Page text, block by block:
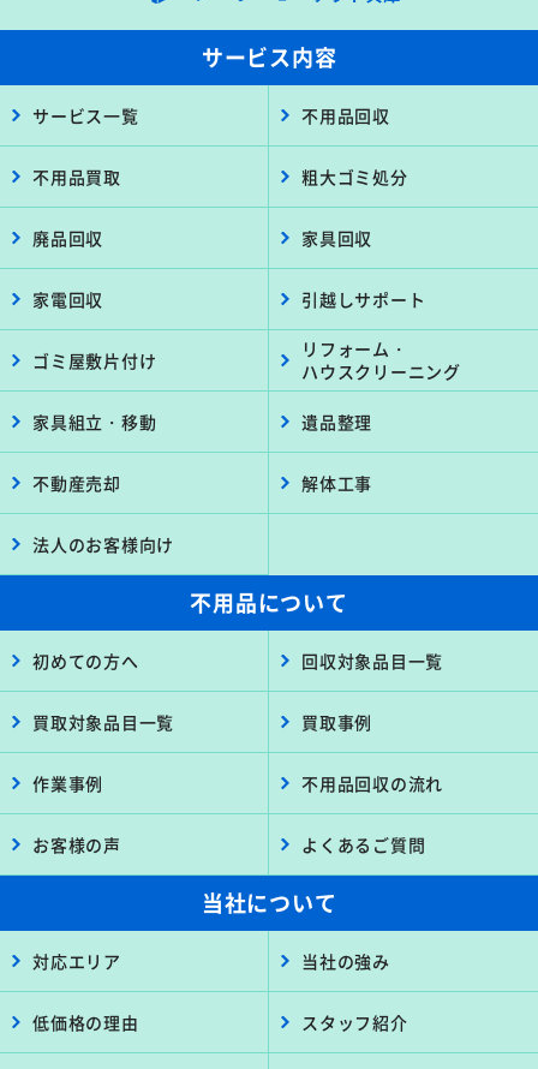
サービス内容
サービス一覧 不用品回収
不用品買取 粗大ゴミ処分
廃品回収 家具回収
家電回収 引越しサポート
ゴミ屋敷片付け
リフォーム・
ハウスクリーニング
家具組立・移動 遺品整理
不動産売却 解体工事
法人のお客様向け
不用品について
初めての方へ 回収対象品目一覧
買取対象品目一覧 買取事例
作業事例 不用品回収の流れ
お客様の声 よくあるご質問
当社について
対応エリア 当社の強み
低価格の理由 スタッフ紹介